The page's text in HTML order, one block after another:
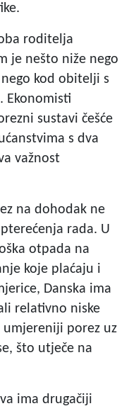
roditelja
je nešto niže nego
nego kod obitelji s
Ekonomisti
sustavi češće
s dva
važnost
na dohodak ne
rada. U
otpada na
koje plaćaju i
Danska ima
relativno niske
umjereniji porez uz
što utječe na
ima drugačiji